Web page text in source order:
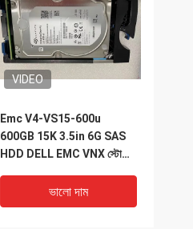
VIDEO
Emc V4-VS15-600u
600GB 15K 3.5in 6G SAS
HDD DELL EMC VNX স্টোরেজ
ভালো দাম